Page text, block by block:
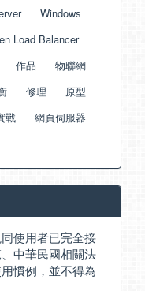
Windows
Load Balancer
作品
物聯網
修理
原型
戰
網頁伺服器
使用者已完全接
中華民國相關法
慣例，並不得為